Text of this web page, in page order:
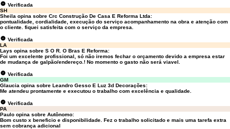
Verificada
SH
Sheila opina sobre Crc Construção De Casa E Reforma Ltda:
pontualidade, cordialidade, execução do serviço acompanhamento na obra e atenção com
o cliente. fiquei satisfeita com o serviço da empresa.
Verificada
LA
Lays opina sobre S O R. O Bras E Reforma:
Foi um excelente profissional, só não iremos fechar o orçamento devido a empresa estar
de mudança de galpão/endereço.! No momento o gasto não será viavel.
Verificada
GM
Glaucia opina sobre Leandro Gesso E Luz 3d Decorações:
Me atendeu prontamente e executou o trabalho com excelência e qualidade.
Verificada
PA
Paulo opina sobre Autônomo:
Bom custo x beneficio e disponibilidade. Fez o trabalho solicitado e mais uma tarefa extra
sem cobrança adicional